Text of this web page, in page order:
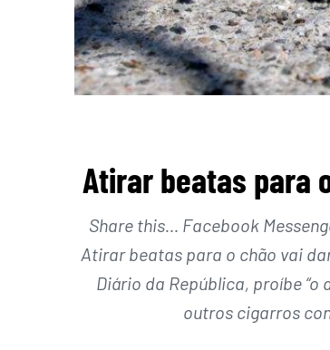
Atirar beatas para
Share this… Facebook
Atirar beatas para o chão vai
Diário da República, proíbe
outros cigarros